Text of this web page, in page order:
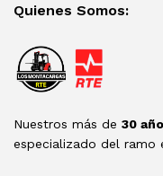
Quienes Somos:
Nuestros más de 30
especializado del ramo